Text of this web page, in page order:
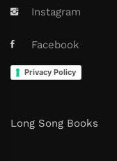
Instagram
Facebook
Privacy Policy
Long Song Books